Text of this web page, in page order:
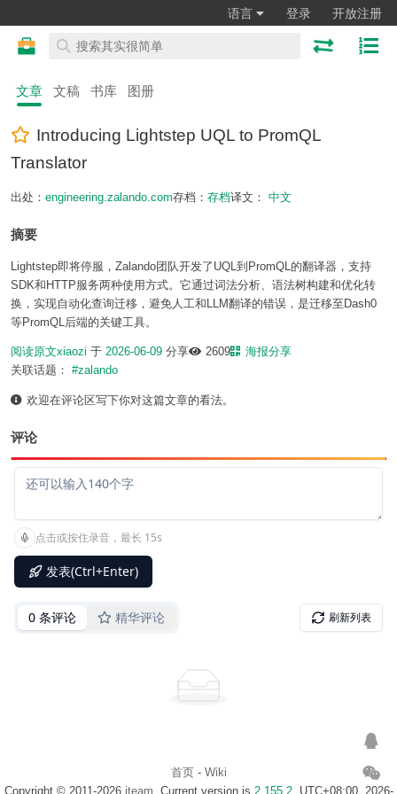
语言 登录 开放注册
文章 文稿 书库 图册
Introducing Lightstep UQL to PromQL
Translator
出处： engineering.zalando.com存档： 存档译文： 中文
摘要
Lightstep即将停服，Zalando团队开发了UQL到PromQL的翻译器，支持
SDK和HTTP服务两种使用方式。它通过词法分析、语法树构建和优化转
换，实现自动化查询迁移，避免人工和LLM翻译的错误，是迁移至Dash0
等PromQL后端的关键工具。
阅读原文xiaozi 于 2026-06-09 分享 2609
海报分享
关联话题： #zalando
欢迎在评论区写下你对这篇文章的看法。
评论
首页- Wiki
Copyright © 2011-2026 iteam . Current version is 2.155.2. UTC+08:00, 2026-